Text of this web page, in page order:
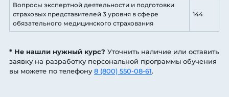
Вопросы экспертной деятельности и подготовки
страховых представителей 3 уровня в сфере
обязательного медицинского страхования
144
* Не нашли нужный курс? Уточнить наличие или оставить
заявку на разработку персональной программы обучения
вы можете по телефону8 (800) 550-08-61.